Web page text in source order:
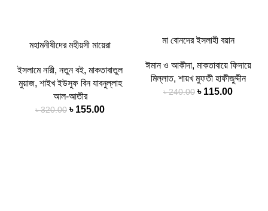
মহামনীষীদের মহীয়সী মায়েরা
ইসলামে নারী, নতুন বই, মাকতাবাতুল
মুয়াজ, শাইখ ইউসুফ বিন যাবনুল্লাহ
আল-আতীর
৳320.00 ৳ 155.00
মা বোনদের ইসলাহী বয়ান
ঈমান ও আকীদা, মাকতাবায়ে ফিদায়ে
মিল্লাত, শায়খ মুফতী হাফীজুদ্দীন
৳240.00 ৳ 115.00